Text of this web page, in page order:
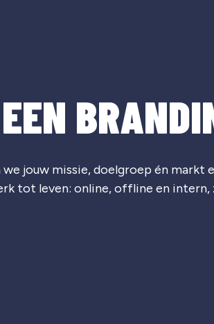
jouw missie, doelgroep én markt
tot leven: online, offline en intern,